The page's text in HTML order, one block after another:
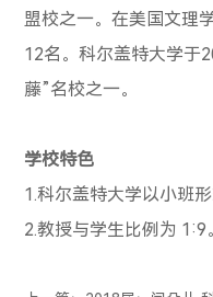
盟校之一。在美国文理
12名。科尔盖特大学于
藤”名校之一。
学校特色
1.科尔盖特大学以小班
2.教授与学生比例为 1:9。